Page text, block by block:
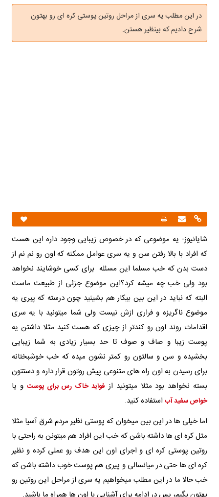
در این مطلب یه سری از مراحل روتین پوستی کره ای رو بهتون
شرح دادیم که بینظیر هستن.
شایانیوز- یه موضوعی که در خصوص زیبایی وجود داره این هست
که افراد با بالا رفتن سن و یه سری عوامل ممکنه که اون رو نم نم از
دست بدن که خب مسلما این مسئله برای کسی خوشایند نخواهد
بود ولی خب چه میشه کرد؟این موضوع جزئی از طبیعت ماست
البته که نباید در این بین بیکار هم بشینید چون درسته که پیری یه
موضوع ناگریزه و فراری ازش نیست ولی شما میتونید با یه سری
اقدامات روند اون رو کندتر از چیزی که هست کنید مثلا داشتن یه
پوست زیبا و صاف و صوف تا حد بسیار زیادی به شما زیبایی
بخشیده و سن و سالتون رو کمتر نشون میده که خب خوشبختانه
برای رسیدن به اون راه های متنوعی پیش روتون قرار داره و دستتون
بسته نخواهد بود مثلا میتونید از فواید خاک رس برای پوست و یا
خواص سفید آب استفاده کنید.
اما خیلی ها در این بین میخوان که پوستی نظیر مردم شرق آسیا مثلا
مثل کره ای ها داشته باشن که خب این افراد هم میتونن به راحتی با
روتین پوستی کره ای و اجرای اون این هدف رو عملی کرده و نظیر
کره ای ها حتی در میانسالی و پیری هم پوست خوب داشته باشن که
خب حالا ما در این مطلب میخواهیم یه سری از مراحل این روتین رو